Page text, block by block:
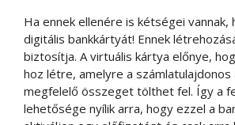
Ha ennek ellenére is kétségei vannak,
digitális bankkártyát! Ennek
biztosítja. A virtuális kártya előnye,
hoz létre, amelyre a
megfelelő összeget tölthet fel. Így a
lehetősége nyílik arra, hogy ezzel a